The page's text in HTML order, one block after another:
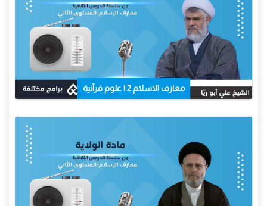
معارف الاسلام 2 | علوم قرآنية